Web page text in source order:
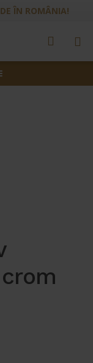
ÎN ROMÂNIA!